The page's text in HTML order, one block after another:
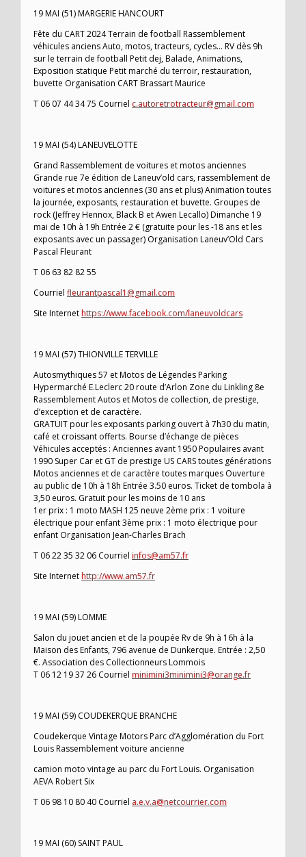
19 MAI (51) MARGERIE HANCOURT
Fête du CART 2024 Terrain de football Rassemblement
véhicules anciens Auto, motos, tracteurs, cycles… RV dès 9h
sur le terrain de football Petit dej, Balade, Animations,
Exposition statique Petit marché du terroir, restauration,
buvette Organisation CART Brassart Maurice
T 06 07 44 34 75 Courriel c.autoretrotracteur@gmail.com
19 MAI (54) LANEUVELOTTE
Grand Rassemblement de voitures et motos anciennes
Grande rue 7e édition de Laneuv’old cars, rassemblement de
voitures et motos anciennes (30 ans et plus) Animation toutes
la journée, exposants, restauration et buvette. Groupes de
rock (Jeffrey Hennox, Black B et Awen Lecallo) Dimanche 19
mai de 10h à 19h Entrée 2 € (gratuite pour les -18 ans et les
exposants avec un passager) Organisation Laneuv’Old Cars
Pascal Fleurant
T 06 63 82 82 55
Courriel fleurantpascal1@gmail.com
Site Internethttps://www.facebook.com/laneuvoldcars
19 MAI (57) THIONVILLE TERVILLE
Autosmythiques 57 et Motos de Légendes Parking
Hypermarché E.Leclerc 20 route d’Arlon Zone du Linkling 8e
Rassemblement Autos et Motos de collection, de prestige,
d’exception et de caractère.
GRATUIT pour les exposants parking ouvert à 7h30 du matin,
café et croissant offerts. Bourse d’échange de pièces
Véhicules acceptés : Anciennes avant 1950 Populaires avant
1990 Super Car et GT de prestige US CARS toutes générations
Motos anciennes et de caractère toutes marques Ouverture
au public de 10h à 18h Entrée 3.50 euros. Ticket de tombola à
3,50 euros. Gratuit pour les moins de 10 ans
1er prix : 1 moto MASH 125 neuve 2ème prix : 1 voiture
électrique pour enfant 3ème prix : 1 moto électrique pour
enfant Organisation Jean-Charles Brach
T 06 22 35 32 06 Courriel infos@am57.fr
Site Internethttp://www.am57.fr
19 MAI (59) LOMME
Salon du jouet ancien et de la poupée Rv de 9h à 16h à la
Maison des Enfants, 796 avenue de Dunkerque. Entrée : 2,50
€. Association des Collectionneurs Lommois
T 06 12 19 37 26 Courriel minimini3minimini3@orange.fr
19 MAI (59) COUDEKERQUE BRANCHE
Coudekerque Vintage Motors Parc d’Agglomération du Fort
Louis Rassemblement voiture ancienne
camion moto vintage au parc du Fort Louis. Organisation
AEVA Robert Six
T 06 98 10 80 40 Courriel a.e.v.a@netcourrier.com
19 MAI (60) SAINT PAUL